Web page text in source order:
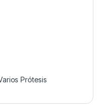
Prótesis